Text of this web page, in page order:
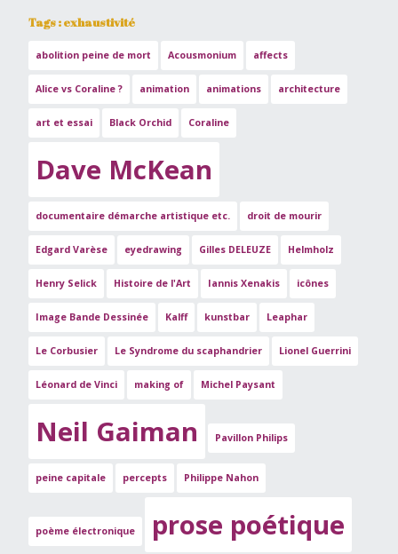
Tags : exhaustivité
abolition peine de mort Acousmonium affects
Alice vs Coraline ? animation animations architecture
art et essai Black Orchid Coraline
Dave McKean
documentaire démarche artistique etc. droit de mourir
Edgard Varèse eyedrawing Gilles DELEUZE Helmholz
Henry Selick Histoire de l'Art Iannis Xenakis icônes
Image Bande Dessinée Kalff kunstbar Leaphar
Le Corbusier Le Syndrome du scaphandrier Lionel Guerrini
Léonard de Vinci making of Michel Paysant
Neil Gaiman Pavillon Philips
peine capitale percepts Philippe Nahon
poème électronique prose poétique